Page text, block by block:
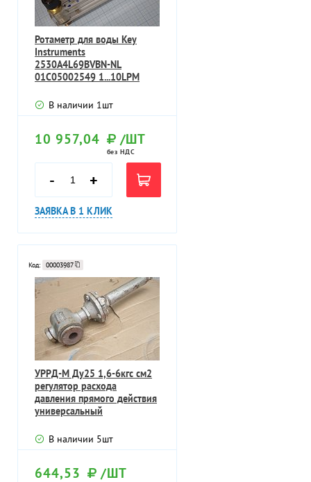
Ротаметр для воды Key
Instruments
2530A4L69BVBN-NL
01C05002549 1...10LPM
60. В наличии 1шт
10 957,04 /ШТ
без НДС
- +
ЗАЯВКА В 1 КЛИК
Код: 00003987
УРРД-М Ду25 1,6-6кгс см2
регулятор расхода
давления прямого действия
универсальный
В наличии 5шт
644,53 /ШТ